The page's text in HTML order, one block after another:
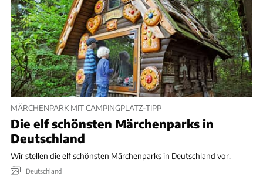
MÄRCHENPARK MIT CAMPINGPLATZ-TIPP
Die elf schönsten Märchenparks in
Deutschland
Wir stellen die elf schönsten Märchenparks in Deutschland vor.
Deutschland